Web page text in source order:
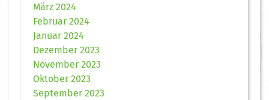
März 2024
Februar 2024
Januar 2024
Dezember 2023
November 2023
Oktober 2023
September 2023